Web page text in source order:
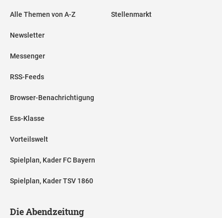
Alle Themen von A-Z
Newsletter
Messenger
RSS-Feeds
Browser-Benachrichtigung
Ess-Klasse
Vorteilswelt
Spielplan, Kader FC Bayern
Spielplan, Kader TSV 1860
Stellenmarkt
Die Abendzeitung